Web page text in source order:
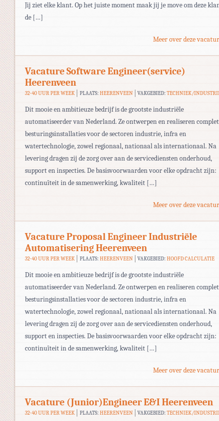
Jij ziet elke klant. Op het juiste moment maak jij je move om deze
de […]
Meer over deze
Vacature Software Engineer(service)
Heerenveen
32-40 UUR PER WEEK PLAATS: HEERENVEEN VAKGEBIED:TECHNIEK/
Dit mooie en ambitieuze bedrijf is de grootste industriële
automatiseerder van Nederland. Ze ontwerpen en realiseren
besturingsinstallaties voor de sectoren industrie, infra en
watertechnologie, zowel regionaal, nationaal als internationaal. Na
levering dragen zij de zorg over aan de servicediensten onderhoud,
support en inspecties. De basisvoorwaarden voor elke opdracht zijn:
continuïteit in de samenwerking, kwaliteit […]
Meer over deze
Vacature Proposal Engineer Industriële
Automatisering Heerenveen
32-40 UUR PER WEEK PLAATS: HEERENVEEN VAKGEBIED:HOOFD CALCULATIE
Dit mooie en ambitieuze bedrijf is de grootste industriële
automatiseerder van Nederland. Ze ontwerpen en realiseren
besturingsinstallaties voor de sectoren industrie, infra en
watertechnologie, zowel regionaal, nationaal als internationaal. Na
levering dragen zij de zorg over aan de servicediensten onderhoud,
support en inspecties. De basisvoorwaarden voor elke opdracht zijn:
continuïteit in de samenwerking, kwaliteit […]
Meer over deze
Vacature (Junior)Engineer E&I Heerenveen
32-40 UUR PER WEEK PLAATS: HEERENVEEN VAKGEBIED:TECHNIEK/